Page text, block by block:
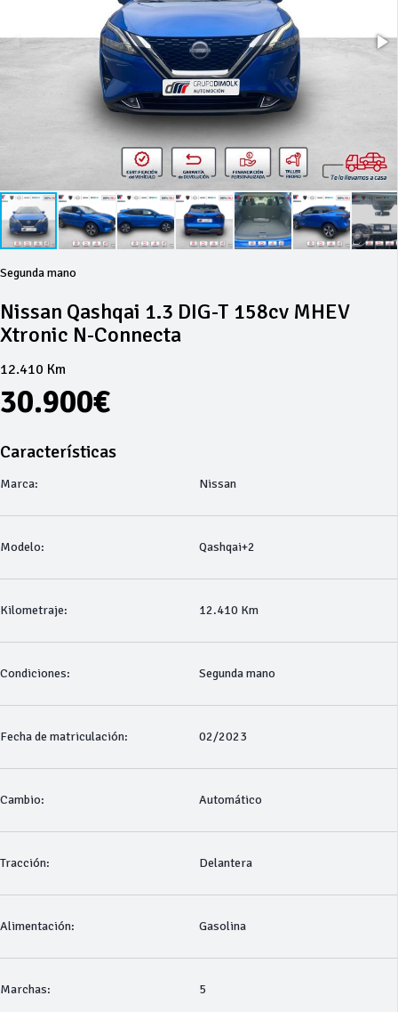
Segunda mano
Nissan Qashqai 1.3 DIG-T 158cv MHEV
Xtronic N-Connecta
12.410 Km
30.900€
Características
Marca: Nissan
Modelo: Qashqai+2
Kilometraje: 12.410 Km
Condiciones: Segunda mano
Fecha de matriculación: 02/2023
Cambio: Automático
Tracción: Delantera
Alimentación: Gasolina
Marchas: 5